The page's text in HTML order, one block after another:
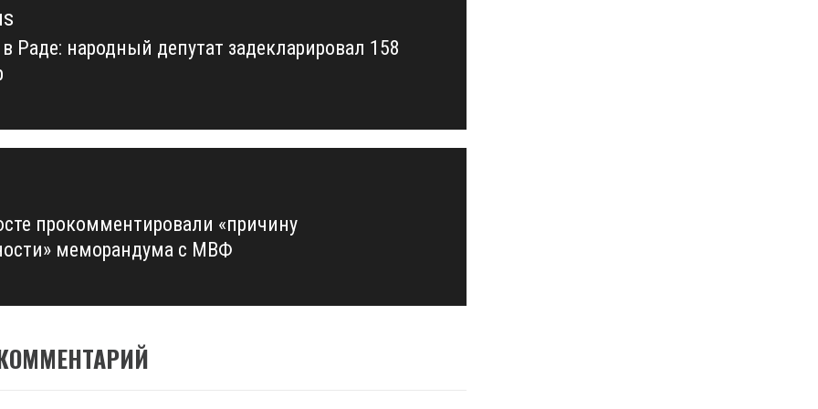
Раде: народный депутат задекларировал 158
прокомментировали «причину
меморандума с МВФ